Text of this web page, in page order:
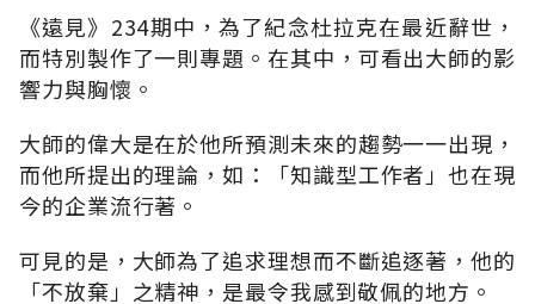
《遠見》234期中，為了紀念杜拉克在最近辭世，
而特別製作了一則專題。在其中，可看出大師的影
響力與胸懷。
大師的偉大是在於他所預測未來的趨勢一一出現，
而他所提出的理論，如：「知識型工作者」也在現
今的企業流行著。
可見的是，大師為了追求理想而不斷追逐著，他的
「不放棄」之精神，是最令我感到敬佩的地方。